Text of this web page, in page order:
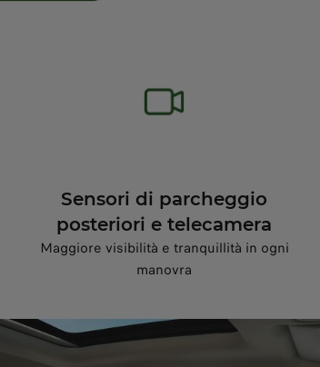
Sensori di parcheggio
posteriori e telecamera
Maggiore visibilità e tranquillità in ogni
manovra